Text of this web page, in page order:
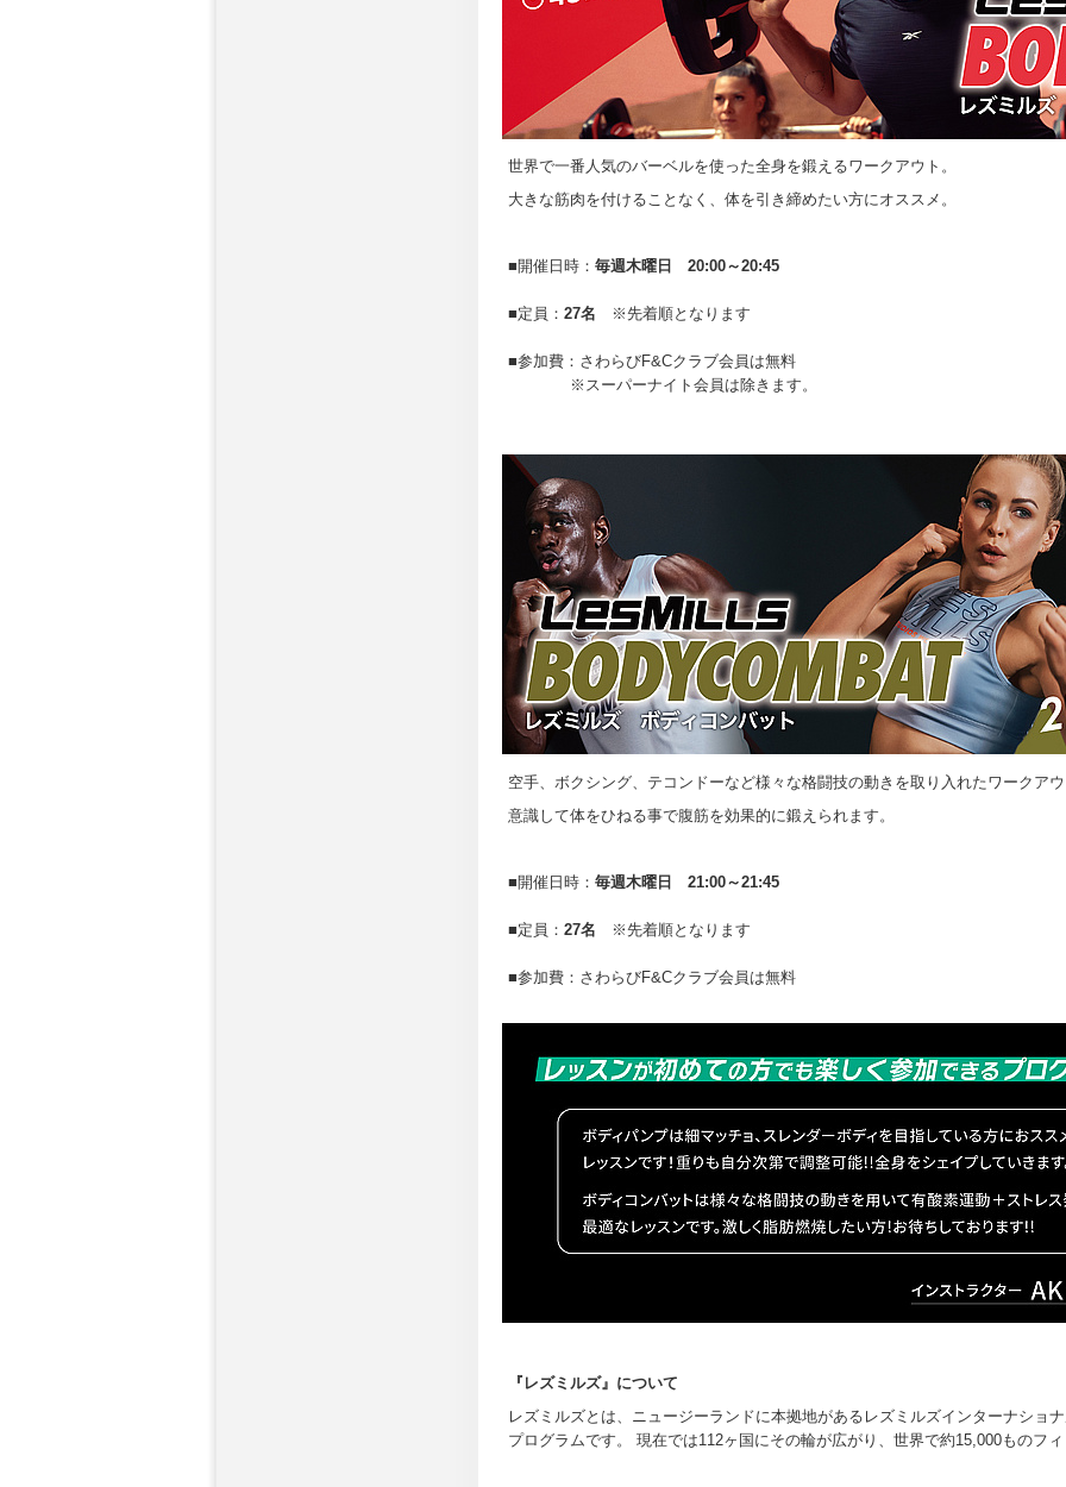
世界で一番人気のバーベルを使った全身を鍛えるワークアウト。
大きな筋肉を付けることなく、体を引き締めたい方にオススメ。
■開催日時： 毎週木曜日 20:00～20:45
■定員： 27名 ※先着順となります
■参加費：さわらびF&Cクラブ会員は無料
※スーパーナイト会員は除きます。
空手、ボクシング、テコンドーなど様々な格闘技の動きを取り入れたワークア
意識して体をひねる事で腹筋を効果的に鍛えられます。
■開催日時： 毎週木曜日 21:00～21:45
■定員： 27名 ※先着順となります
■参加費：さわらびF&Cクラブ会員は無料
『レズミルズ』について
レズミルズとは、ニュージーランドに本拠地があるレズミルズインターナショ
プログラムです。 現在では112ヶ国にその輪が広がり、世界で約15,000ものフ